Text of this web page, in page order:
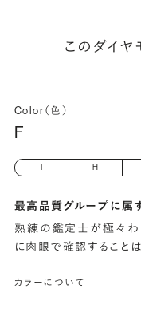
このダイヤ
Color（色）
F
H
最高品質グループに属
熟練の鑑定士が極々わ
に肉眼で確認すること
カラーについて